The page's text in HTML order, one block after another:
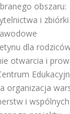
obszaru:
i
dla
otwarcia i
organizacja
i